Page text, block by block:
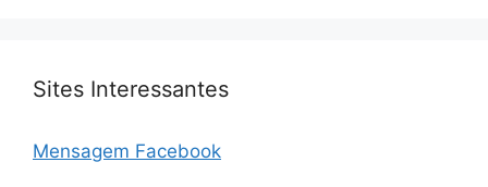
Sites Interessantes
Mensagem Facebook